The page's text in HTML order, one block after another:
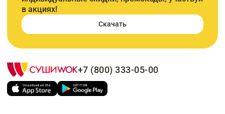
в акциях!
Скачать
+7 (800) 333-05-00